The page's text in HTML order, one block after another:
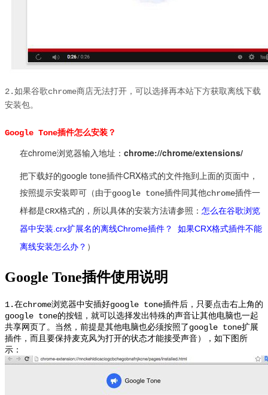
2.如果谷歌chrome商店无法打开，可以选择再本站下方获取离线下载
安装包。
Google Tone插件怎么安装？
在chrome浏览器输入地址： chrome://chrome/extensions/
把下载好的google tone插件CRX格式的文件拖到上面的页面中，
按照提示安装即可（由于google tone插件同其他chrome插件一
样都是CRX格式的，所以具体的安装方法请参照： 怎么在谷歌浏览
器中安装.crx扩展名的离线Chrome插件 ？ 如果CRX格式插件不能
离线安装怎么办 ？ ）
Google Tone插件使用说明
1.在chrome浏览器中安插好google tone插件后，只要点击右上角的
google tone的按钮，就可以选择发出特殊的声音让其他电脑也一起
共享网页了。当然，前提是其他电脑也必须按照了google tone扩展
插件，而且要保持麦克风为打开的状态才能接受声音），如下图所
示：